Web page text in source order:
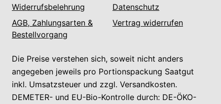
Widerrufsbelehrung
Datenschutz
AGB, Zahlungsarten &
Bestellvorgang
Vertrag widerrufen
Die Preise verstehen sich, soweit nicht anders
angegeben jeweils pro Portionspackung Saatgut
inkl. Umsatzsteuer und zzgl. Versandkosten.
DEMETER- und EU-Bio-Kontrolle durch: DE-ÖKO-